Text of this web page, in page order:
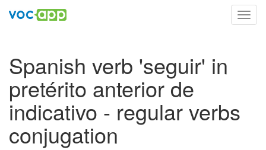
Spanish verb 'seguir' in
pretérito anterior de
indicativo - regular verbs
conjugation